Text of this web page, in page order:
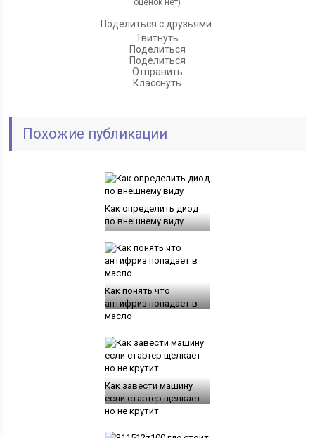
оценок нет)
Поделиться с друзьями:
Твитнуть
Поделиться
Поделиться
Отправить
Класснуть
Похожие публикации
Как определить диод
по внешнему виду
Как понять что
антифриз попадает в
масло
Как завести машину
если стартер щелкает
но не крутит